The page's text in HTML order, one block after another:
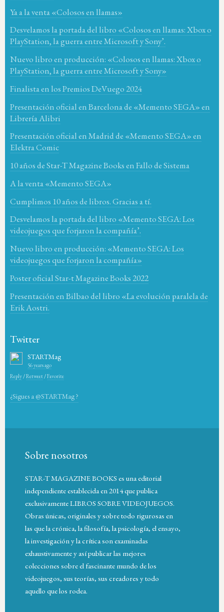
Ya a la venta «Colosos en llamas»
Desvelamos la portada del libro «Colosos en llamas: Xbox o
PlayStation, la guerra entre Microsoft y Sony’.
Nuevo libro en producción: «Colosos en llamas: Xbox o
PlayStation, la guerra entre Microsoft y Sony»
Finalista en los Premios DeVuego 2024
Presentación oficial en Barcelona de «Memento SEGA» en
Librería Alibri
Presentación oficial en Madrid de «Memento SEGA» en
Elektra Comic
10 años de Star-T Magazine Books en Fallo de Sistema
A la venta «Memento SEGA»
Cumplimos 10 años de libros. Gracias a tí.
Desvelamos la portada del libro «Memento SEGA: Los
videojuegos que forjaron la compañía’.
Nuevo libro en producción: «Memento SEGA: Los
videojuegos que forjaron la compañía»
Poster oficial Star-t Magazine Books 2022
Presentación en Bilbao del libro «La evolución paralela de
Erik Aostri.
Twitter
STARTMag
56 years ago
Reply/Retweet/Favorite
¿Sigues a @STARTMag ?
Sobre nosotros
STAR-T MAGAZINE BOOKS es una editorial
independiente establecida en 2014 que publica
exclusivamente LIBROS SOBRE VIDEOJUEGOS.
Obras únicas, originales y sobre todo rigurosas en
las que la crónica, la filosofía, la psicología, el ensayo,
la investigación y la crítica son examinadas
exhaustivamente y así publicar las mejores
colecciones sobre el fascinante mundo de los
videojuegos, sus teorías, sus creadores y todo
aquello que los rodea.